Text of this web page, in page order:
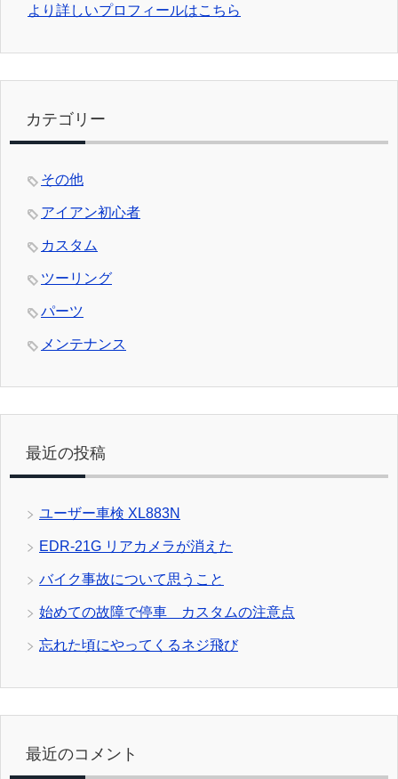
より詳しいプロフィールはこちら
カテゴリー
その他
アイアン初心者
カスタム
ツーリング
パーツ
メンテナンス
最近の投稿
ユーザー車検 XL883N
EDR-21G リアカメラが消えた
バイク事故について思うこと
始めての故障で停車 カスタムの注意点
忘れた頃にやってくるネジ飛び
最近のコメント